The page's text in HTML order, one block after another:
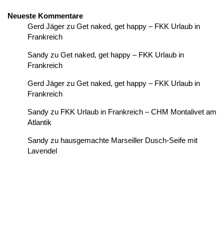
Neueste Kommentare
Gerd Jäger zu Get naked, get happy – FKK Urlaub in
Frankreich
Sandy zu Get naked, get happy – FKK Urlaub in
Frankreich
Gerd Jäger zu Get naked, get happy – FKK Urlaub in
Frankreich
Sandy zu FKK Urlaub in Frankreich – CHM Montalivet am
Atlantik
Sandy zu hausgemachte Marseiller Dusch-Seife mit
Lavendel